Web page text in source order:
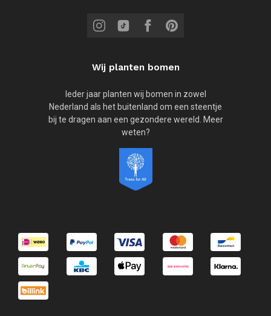
Wij planten bomen
Ieder jaar planten wij bomen in zowel
Nederland als het buitenland om een steentje
bij te dragen aan een gezondere wereld. Meer
weten?